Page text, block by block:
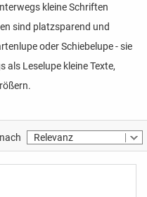
kleine Schriften
sind platzsparend und
oder Schiebelupe - sie
Leselupe kleine Texte,
Relevanz